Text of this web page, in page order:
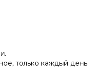
только каждый день